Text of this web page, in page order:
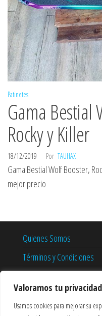
Valoramos tu privacidad
Usamos cookies para mejorar su
Patinetes
Gama Bestial
Rocky y Killer
18/12/2019 Por TAUHAX
Gama Bestial Wolf Booster,
mejor precio
Quienes Somos
Términos y Condiciones
Política de Cookies